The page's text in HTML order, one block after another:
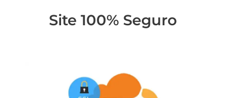
Site 100% Seguro